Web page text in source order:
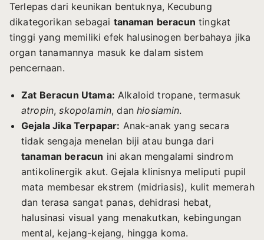
Terlepas dari keunikan bentuknya, Kecubung
dikategorikan sebagai tanaman beracun tingkat
tinggi yang memiliki efek halusinogen berbahaya jika
organ tanamannya masuk ke dalam sistem
pencernaan.
Zat Beracun Utama: Alkaloid tropane, termasuk
atropin,skopolamin, danhiosiamin.
Gejala Jika Terpapar: Anak-anak yang secara
tidak sengaja menelan biji atau bunga dari
tanaman beracun ini akan mengalami sindrom
antikolinergik akut. Gejala klinisnya meliputi pupil
mata membesar ekstrem (midriasis), kulit memerah
dan terasa sangat panas, dehidrasi hebat,
halusinasi visual yang menakutkan, kebingungan
mental, kejang-kejang, hingga koma.